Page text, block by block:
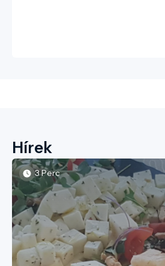
Hírek
3 Perc